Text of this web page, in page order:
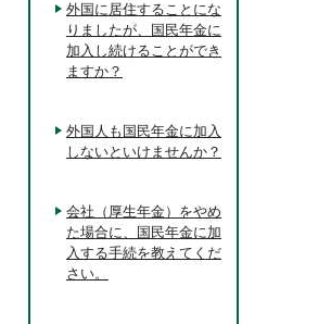
外国に居住することにな
りましたが、国民年金に
加入し続けることができ
ますか？
外国人も国民年金に加入
しないといけませんか？
会社（厚生年金）をやめ
た場合に、国民年金に加
入する手続を教えてくだ
さい。